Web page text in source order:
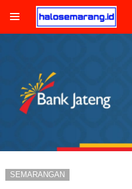
SEMARANGAN